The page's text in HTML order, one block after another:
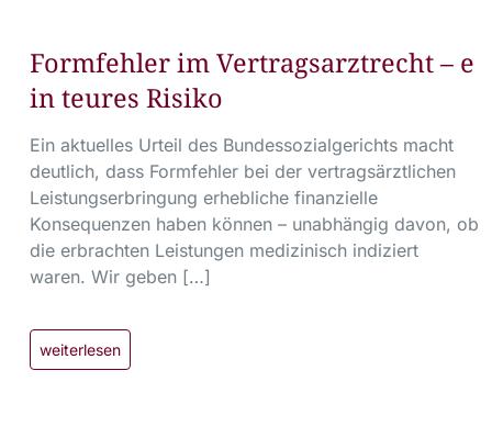
Formfehler im Vertragsarztrecht – e
in teures Risiko
Ein aktuelles Urteil des Bundessozialgerichts macht
deutlich, dass Formfehler bei der vertragsärztlichen
Leistungserbringung erhebliche finanzielle
Konsequenzen haben können – unabhängig davon, ob
die erbrachten Leistungen medizinisch indiziert
waren. Wir geben […]
weiterlesen